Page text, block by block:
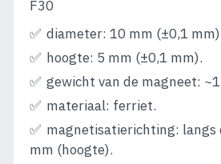
F30
diameter: 10 mm (±0,1
hoogte: 5 mm (±0,1 mm).
gewicht van de magneet:
materiaal: ferriet.
magnetisatierichting: langs
mm (hoogte).